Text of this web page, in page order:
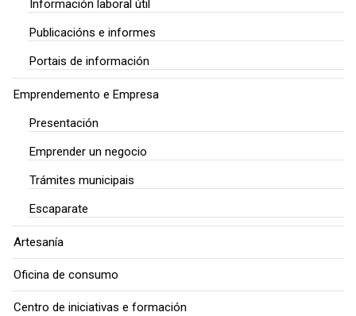
Información laboral útil
Publicacións e informes
Portais de información
Emprendemento e Empresa
Presentación
Emprender un negocio
Trámites municipais
Escaparate
Artesanía
Oficina de consumo
Centro de iniciativas e formación